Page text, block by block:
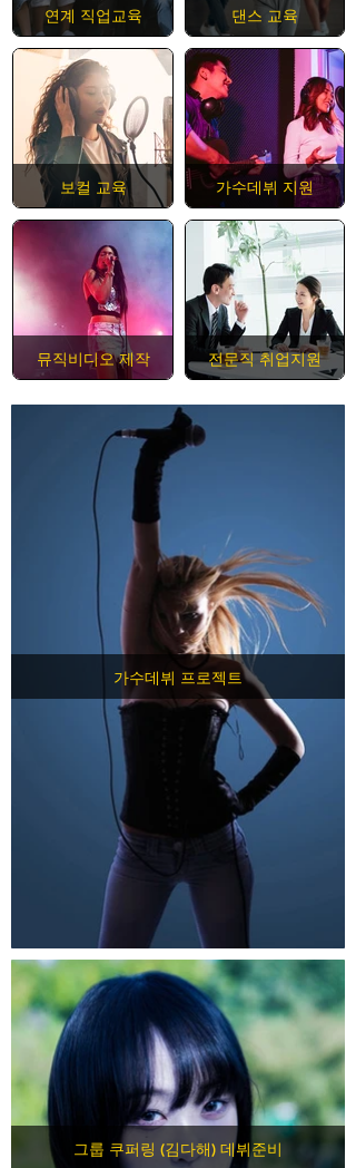
연계 직업교육 댄스 교육
보컬 교육 가수데뷔 지원
뮤직비디오 제작 전문직 취업지원
가수데뷔 프로젝트
그룹 쿠퍼링 (김다해) 데뷔준비